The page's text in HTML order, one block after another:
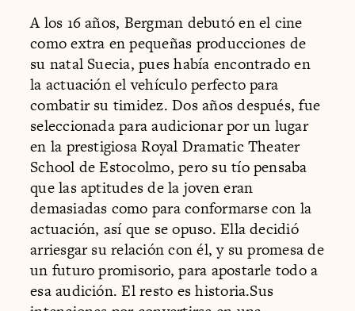
A los 16 años, Bergman debutó en el cine
como extra en pequeñas producciones de
su natal Suecia, pues había encontrado en
la actuación el vehículo perfecto para
combatir su timidez. Dos años después, fue
seleccionada para audicionar por un lugar
en la prestigiosa Royal Dramatic Theater
School de Estocolmo, pero su tío pensaba
que las aptitudes de la joven eran
demasiadas como para conformarse con la
actuación, así que se opuso. Ella decidió
arriesgar su relación con él, y su promesa de
un futuro promisorio, para apostarle todo a
esa audición. El resto es historia.Sus